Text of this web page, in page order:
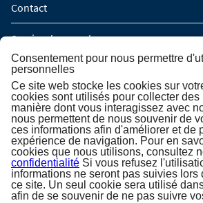
Contact
Service de rappel
Demande de groupe (16 personnes / 8
INSCRIPTION À LA NEWSLETTER
Inscription à la newsletter
Consentement pour nous permettre
personnelles
Ce site web stocke les cookies sur
cookies sont utilisés pour collecter des
manière dont vous interagissez avec
nous permettent de nous souvenir de
ces informations afin d'améliorer et de
expérience de navigation. Pour en
cookies que nous utilisons, consultez
confidentialité Si vous refusez
informations ne seront pas suivies lors
ce site. Un seul cookie sera utilisé
afin de se souvenir de ne pas suivre